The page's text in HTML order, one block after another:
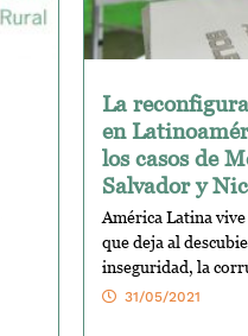
La
en
los casos de
Salvador y
América Latina
que deja al
inseguridad, la
31/05/2021